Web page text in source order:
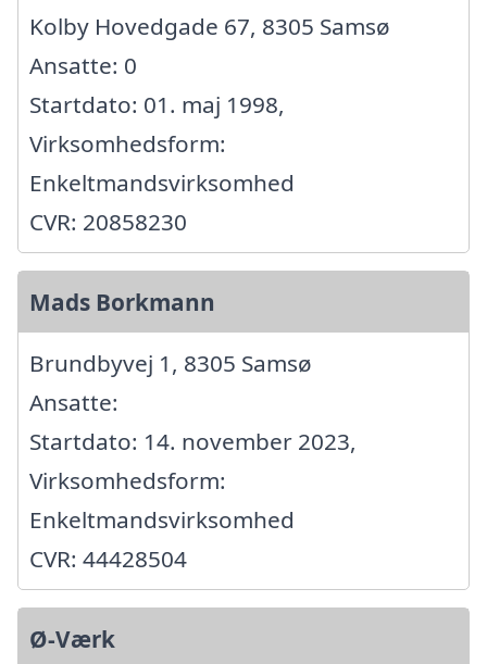
Kolby Hovedgade 67, 8305 Samsø
Ansatte: 0
Startdato: 01. maj 1998,
Virksomhedsform:
Enkeltmandsvirksomhed
CVR: 20858230
Mads Borkmann
Brundbyvej 1, 8305 Samsø
Ansatte:
Startdato: 14. november 2023,
Virksomhedsform:
Enkeltmandsvirksomhed
CVR: 44428504
Ø-Værk